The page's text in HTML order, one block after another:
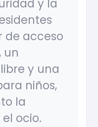
y la
de acceso
un
y una
niños,
la
ocio.